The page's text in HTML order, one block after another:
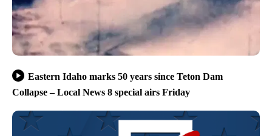
Eastern Idaho marks 50 years since Teton Dam
Collapse – Local News 8 special airs Friday